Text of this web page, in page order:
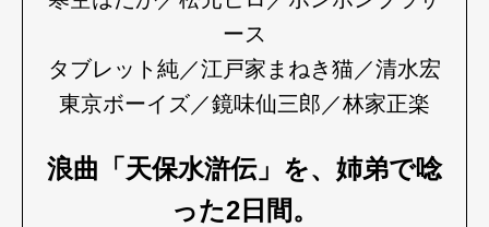
ース
タブレット純／江戸家まねき猫／清水宏
東京ボーイズ／鏡味仙三郎／林家正楽
浪曲「天保水滸伝」を、姉弟で唸
った2日間。